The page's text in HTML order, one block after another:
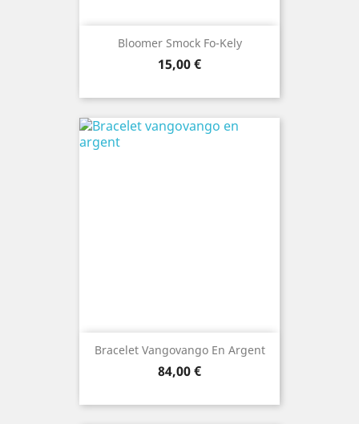
Bloomer Smock Fo-Kely
Prix
15,00 €
Bracelet Vangovango En Argent
Prix
84,00 €